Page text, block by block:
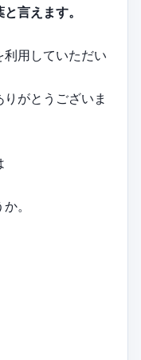
言えます。
用していただい
りがとうございま
。